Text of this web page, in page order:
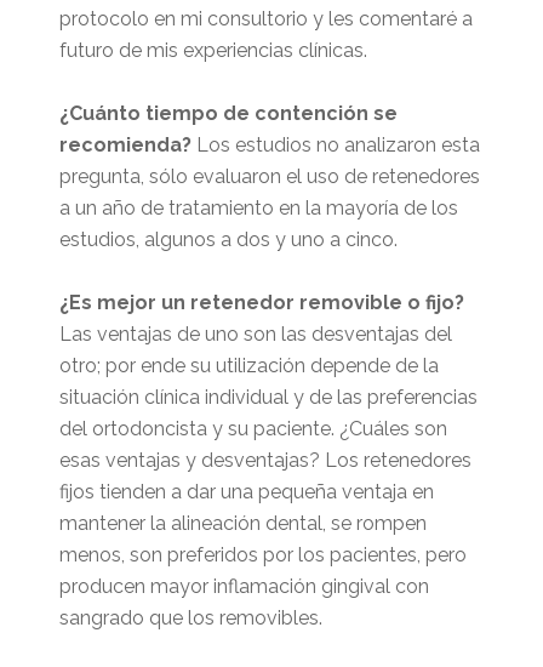
protocolo en mi consultorio y les comentaré a
futuro de mis experiencias clínicas.
¿Cuánto tiempo de contención se
recomienda?Los estudios no analizaron esta
pregunta, sólo evaluaron el uso de retenedores
a un año de tratamiento en la mayoría de los
estudios, algunos a dos y uno a cinco.
¿Es mejor un retenedor removible o fijo?
Las ventajas de uno son las desventajas del
otro; por ende su utilización depende de la
situación clínica individual y de las preferencias
del ortodoncista y su paciente. ¿Cuáles son
esas ventajas y desventajas? Los retenedores
fijos tienden a dar una pequeña ventaja en
mantener la alineación dental, se rompen
menos, son preferidos por los pacientes, pero
producen mayor inflamación gingival con
sangrado que los removibles.